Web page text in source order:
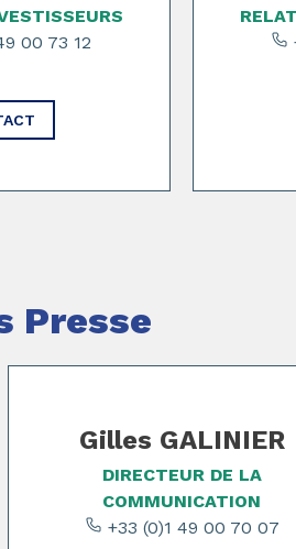
00 73 12
Presse
Gilles GALINIER
DIRECTEUR DE LA
COMMUNICATION
+33 (0)1 49 00 70 07